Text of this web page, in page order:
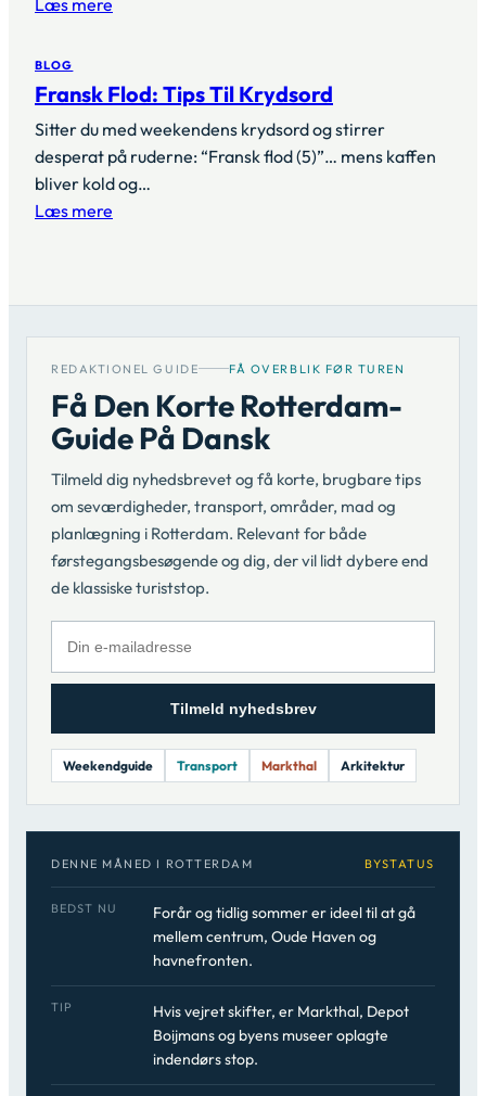
BLOG
Fransk Flod: Tips Til Krydsord
Sitter du med weekendens krydsord og stirrer
desperat på ruderne: “Fransk flod (5)”… mens kaffen
bliver kold og…
Læs mere
REDAKTIONEL GUIDE FÅ OVERBLIK FØR TUREN
Få Den Korte Rotterdam-
Guide På Dansk
Tilmeld dig nyhedsbrevet og få korte, brugbare tips
om seværdigheder, transport, områder, mad og
planlægning i Rotterdam. Relevant for både
førstegangsbesøgende og dig, der vil lidt dybere end
de klassiske turiststop.
Tilmeld nyhedsbrev
Weekendguide Transport Markthal Arkitektur
DENNE MÅNED I ROTTERDAM BYSTATUS
BEDST NU
Forår og tidlig sommer er ideel til at gå
mellem centrum, Oude Haven og
havnefronten.
TIP
Hvis vejret skifter, er Markthal, Depot
Boijmans og byens museer oplagte
indendørs stop.